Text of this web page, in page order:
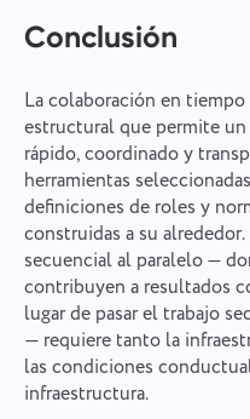
Conclusión
La colaboración en tiempo
estructural que permite
rápido, coordinado y
herramientas
definiciones de roles y
construidas a su
secuencial al paralelo —
contribuyen a resultados
lugar de pasar el trabajo
— requiere tanto la
las condiciones
infraestructura.